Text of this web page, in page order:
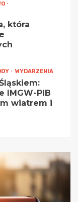
która
WYDARZENIA
IMGW-PIB
wiatrem i